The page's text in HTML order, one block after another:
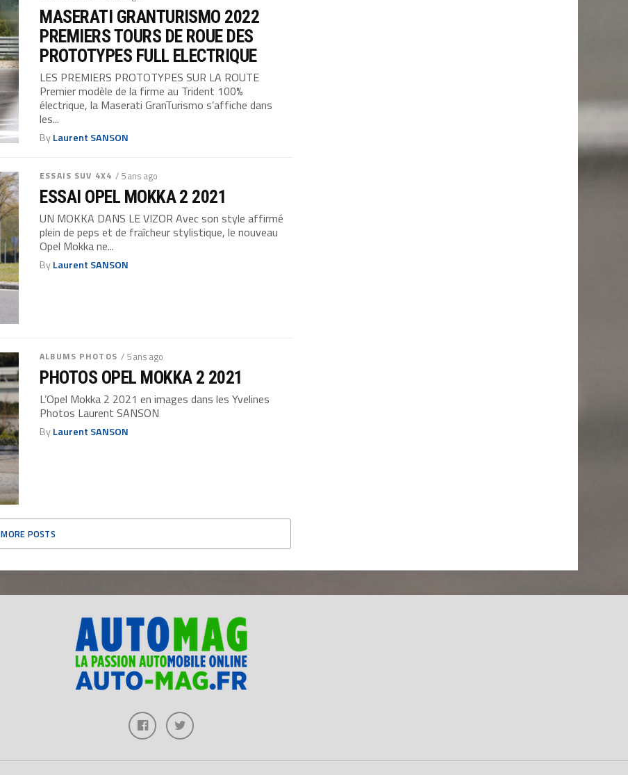
MASERATI GRANTURISMO 2022
PREMIERS TOURS DE ROUE DES
PROTOTYPES FULL ELECTRIQUE
LES PREMIERS PROTOTYPES SUR LA ROUTE
Premier modèle de la firme au Trident 100%
électrique, la Maserati GranTurismo s’affiche dans
les...
ByLaurent SANSON
ESSAIS SUV 4X4 / 5 ans ago
ESSAI OPEL MOKKA 2 2021
UN MOKKA DANS LE VIZOR Avec son style affirmé
plein de peps et de fraîcheur stylistique, le nouveau
Opel Mokka ne...
ByLaurent SANSON
ALBUMS PHOTOS / 5 ans ago
PHOTOS OPEL MOKKA 2 2021
L’Opel Mokka 2 2021 en images dans les Yvelines
Photos Laurent SANSON
ByLaurent SANSON
MORE POSTS